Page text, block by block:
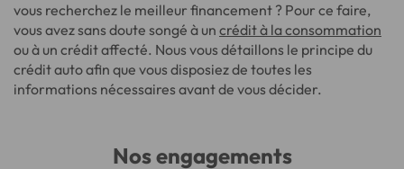
vous recherchez le meilleur financement ? Pour ce faire,
vous avez sans doute songé à un crédit à la consommation
ou à un crédit affecté. Nous vous détaillons le principe du
crédit auto afin que vous disposiez de toutes les
informations nécessaires avant de vous décider.
Nos engagements